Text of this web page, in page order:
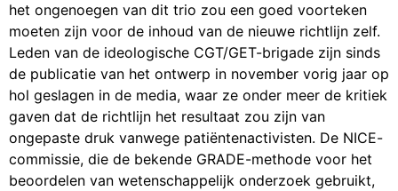
het ongenoegen van dit trio zou een goed voorteken
moeten zijn voor de inhoud van de nieuwe richtlijn zelf.
Leden van de ideologische CGT/GET-brigade zijn sinds
de publicatie van het ontwerp in november vorig jaar op
hol geslagen in de media, waar ze onder meer de kritiek
gaven dat de richtlijn het resultaat zou zijn van
ongepaste druk vanwege patiëntenactivisten. De NICE-
commissie, die de bekende GRADE-methode voor het
beoordelen van wetenschappelijk onderzoek gebruikt,